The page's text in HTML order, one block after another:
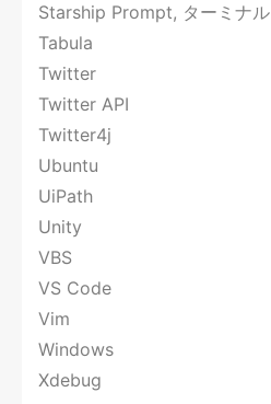
Starship Prompt, ターミナル
Tabula
Twitter
Twitter API
Twitter4j
Ubuntu
UiPath
Unity
VBS
VS Code
Vim
Windows
Xdebug